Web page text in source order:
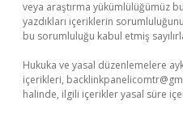
veya araştırma yükümlülüğümüz
yazdıkları içeriklerin
bu sorumluluğu kabul etmiş
Hukuka ve yasal düzenlemelere
içerikleri,
halinde, ilgili içerikler yasal süre